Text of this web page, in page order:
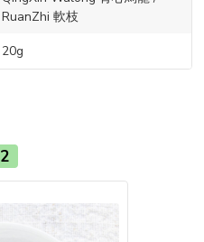
RuanZhi 軟枝
20g
2